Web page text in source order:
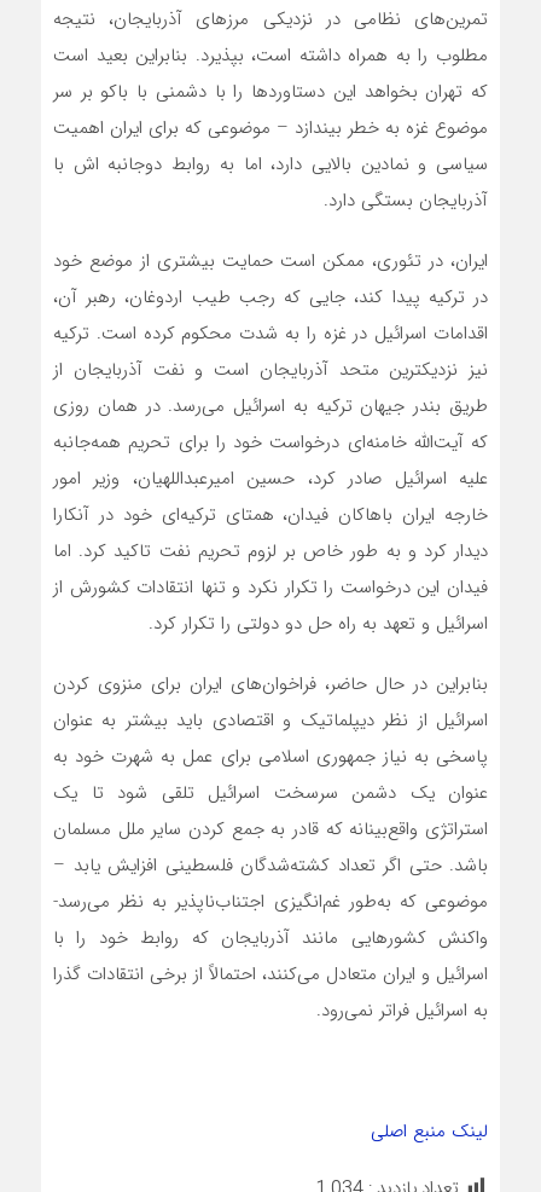
تمرین‌های نظامی در نزدیکی مرزهای آذربایجان، نتیجه
مطلوب را به همراه داشته است، بپذیرد. بنابراین بعید است
که تهران بخواهد این دستاوردها را با دشمنی با باکو بر سر
موضوع غزه به خطر بیندازد – موضوعی که برای ایران اهمیت
سیاسی و نمادین بالایی دارد، اما به روابط دوجانبه اش با
آذربایجان بستگی دارد.
ایران، در تئوری، ممکن است حمایت بیشتری از موضع خود
در ترکیه پیدا کند، جایی که رجب طیب اردوغان، رهبر آن،
اقدامات اسرائیل در غزه را به شدت محکوم کرده است. ترکیه
نیز نزدیکترین متحد آذربایجان است و نفت آذربایجان از
طریق بندر جیهان ترکیه به اسرائیل‌ می‌رسد. در همان روزی
که آیت‌الله خامنه‌ای درخواست خود را برای تحریم همه‌جانبه
علیه اسرائیل صادر کرد، حسین امیرعبداللهیان، وزیر امور
خارجه ایران با‌‌هاکان فیدان، همتای ترکیه‌ای خود در آنکارا
دیدار کرد و به طور خاص بر لزوم تحریم نفت تاکید کرد. اما
فیدان این درخواست را تکرار نکرد و تنها انتقادات کشورش از
اسرائیل و تعهد به راه حل دو دولتی را تکرار کرد.
بنابراین در حال حاضر، فراخوان‌های ایران برای منزوی کردن
اسرائیل از نظر دیپلماتیک و اقتصادی باید بیشتر به عنوان
پاسخی به نیاز جمهوری اسلامی برای عمل به شهرت خود به
عنوان یک دشمن سرسخت اسرائیل تلقی شود تا یک
استراتژی واقع‌بینانه که قادر به جمع کردن سایر ملل مسلمان
باشد. حتی اگر تعداد کشته‌شدگان فلسطینی افزایش یابد –
موضوعی که به‌طور غم‌انگیزی اجتناب‌ناپذیر به نظر می‌رسد-
واکنش کشورهایی مانند آذربایجان که روابط خود را با
اسرائیل و ایران متعادل می‌کنند، احتمالاً از برخی انتقادات گذرا
به اسرائیل فراتر نمی‌رود.
لینک منبع اصلی